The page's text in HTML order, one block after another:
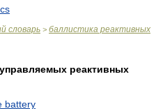
словарь > баллистика реактивных
реактивных
battery